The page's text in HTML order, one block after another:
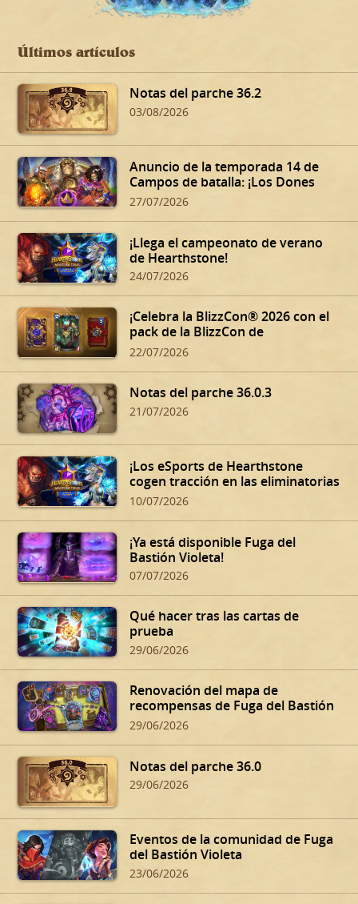
Últimos artículos
Notas del parche 36.2
03/08/2026
Anuncio de la temporada 14 de
Campos de batalla: ¡Los Dones
siniestros de Dalaran!
27/07/2026
¡Llega el campeonato de verano
de Hearthstone!
24/07/2026
¡Celebra la BlizzCon® 2026 con el
pack de la BlizzCon de
Hearthstone!
22/07/2026
Notas del parche 36.0.3
21/07/2026
¡Los eSports de Hearthstone
cogen tracción en las eliminatorias
de verano!
10/07/2026
¡Ya está disponible Fuga del
Bastión Violeta!
07/07/2026
Qué hacer tras las cartas de
prueba
29/06/2026
Renovación del mapa de
recompensas de Fuga del Bastión
Violeta
29/06/2026
Notas del parche 36.0
29/06/2026
Eventos de la comunidad de Fuga
del Bastión Violeta
23/06/2026